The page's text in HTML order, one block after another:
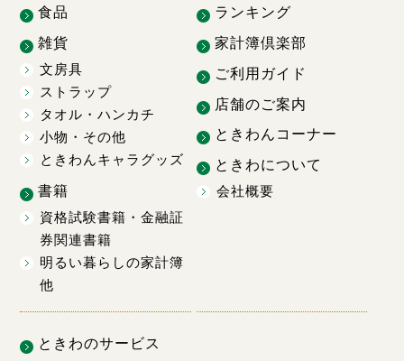
食品
雑貨
文房具
ストラップ
タオル・ハンカチ
小物・その他
ときわんキャラグッズ
書籍
資格試験書籍・金融証
券関連書籍
明るい暮らしの家計簿
他
ランキング
家計簿倶楽部
ご利用ガイド
店舗のご案内
ときわんコーナー
ときわについて
会社概要
ときわのサービス